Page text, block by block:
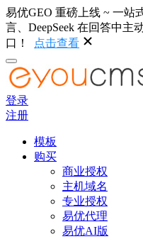
易优GEO 重磅上线 ~ 一站
言、DeepSeek 在回答中主
口！
点击查看
登录
注册
模板
购买
商业授权
主机域名
专业授权
易优代理
易优AI版